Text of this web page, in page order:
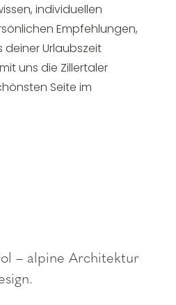
individuellen
Empfehlungen,
deiner Urlaubszeit
uns die Zillertaler
Seite im
– alpine Architektur